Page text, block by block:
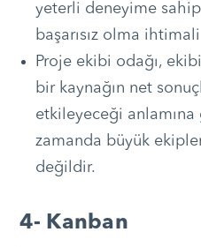
yeterli deneyime
başarısız olma
Proje ekibi odağı,
bir kaynağın net
etkileyeceği anlamına
zamanda büyük
değildir.
4- Kanban